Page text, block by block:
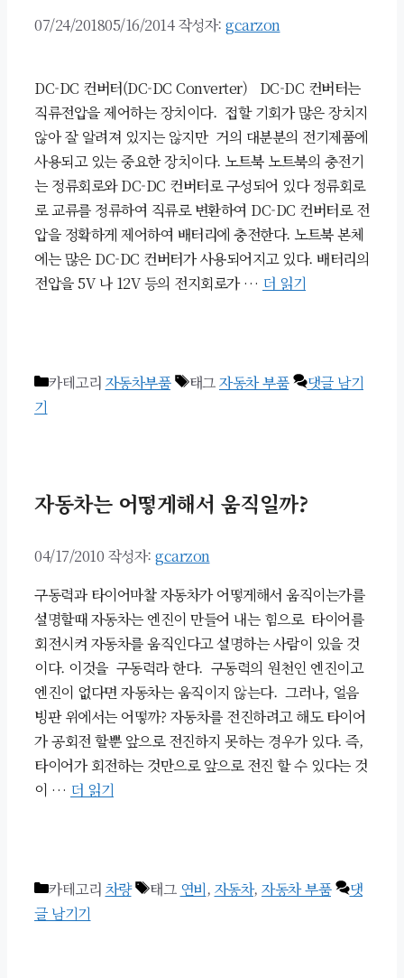
07/24/201805/16/2014 작성자: gcarzon
DC-DC 컨버터(DC-DC Converter) DC-DC 컨버터는
직류전압을 제어하는 장치이다. 접할 기회가 많은 장치지
않아 잘 알려져 있지는 않지만 거의 대분분의 전기제품에
사용되고 있는 중요한 장치이다. 노트북 노트북의 충전기
는 정류회로와 DC-DC 컨버터로 구성되어 있다 정류회로
로 교류를 정류하여 직류로 변환하여 DC-DC 컨버터로 전
압을 정확하게 제어하여 배터리에 충전한다. 노트북 본체
에는 많은 DC-DC 컨버터가 사용되어지고 있다. 배터리의
전압을 5V 나 12V 등의 전지회로가 … 더 읽기
카테고리 자동차부품 태그자동차 부품
댓글 남기
기
자동차는 어떻게해서 움직일까?
04/17/2010 작성자: gcarzon
구동력과 타이어마찰 자동차가 어떻게해서 움직이는가를
설명할때 자동차는 엔진이 만들어 내는 힘으로 타이어를
회전시켜 자동차를 움직인다고 설명하는 사람이 있을 것
이다. 이것을 구동력라 한다. 구동력의 원천인 엔진이고
엔진이 없다면 자동차는 움직이지 않는다. 그러나, 얼음
빙판 위에서는 어떻까? 자동차를 전진하려고 해도 타이어
가 공회전 할뿐 앞으로 전진하지 못하는 경우가 있다. 즉,
타이어가 회전하는 것만으로 앞으로 전진 할 수 있다는 것
이 … 더 읽기
카테고리 차량 태그 연비, 자동차, 자동차 부품
댓
글 남기기